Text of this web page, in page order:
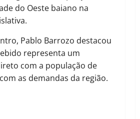
do Oeste baiano na
Pablo Barrozo destacou
representa um
com a população de
as demandas da região.